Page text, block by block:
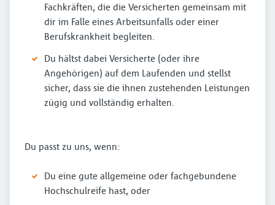
Fachkräften, die die Versicherten gemeinsam mit
dir im Falle eines Arbeitsunfalls oder einer
Berufskrankheit begleiten.
Du hältst dabei Versicherte (oder ihre
Angehörigen) auf dem Laufenden und stellst
sicher, dass sie die ihnen zustehenden Leistungen
zügig und vollständig erhalten.
Du passt zu uns, wenn:
Du eine gute allgemeine oder fachgebundene
Hochschulreife hast, oder